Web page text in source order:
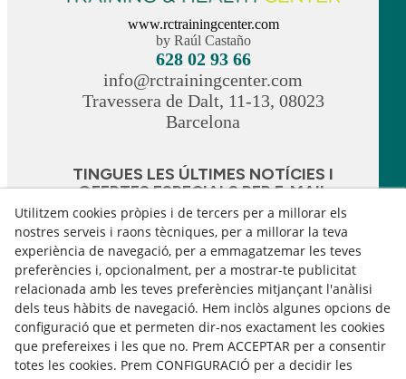
www.rctrainingcenter.com
by Raúl Castaño
628 02 93 66
info@rctrainingcenter.com
Travessera de Dalt, 11-13, 08023
Barcelona
TINGUES LES ÚLTIMES NOTÍCIES I
OFERTES ESPECIALS PER E-MAIL
Subscriu-me
Accepto rebre informació comercial
Avís Legal Política de Cookies
Política de Privacitat
Utilitzem cookies pròpies i de tercers per a millorar els
nostres serveis i raons tècniques, per a millorar la teva
experiència de navegació, per a emmagatzemar les teves
preferències i, opcionalment, per a mostrar-te publicitat
relacionada amb les teves preferències mitjançant l'anàlisi
dels teus hàbits de navegació. Hem inclòs algunes opcions de
configuració que et permeten dir-nos exactament les cookies
que prefereixes i les que no. Prem ACCEPTAR per a consentir
totes les cookies. Prem CONFIGURACIÓ per a decidir les